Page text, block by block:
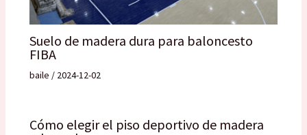
Suelo de madera dura para baloncesto
FIBA
baile / 2024-12-02
Cómo elegir el piso deportivo de madera